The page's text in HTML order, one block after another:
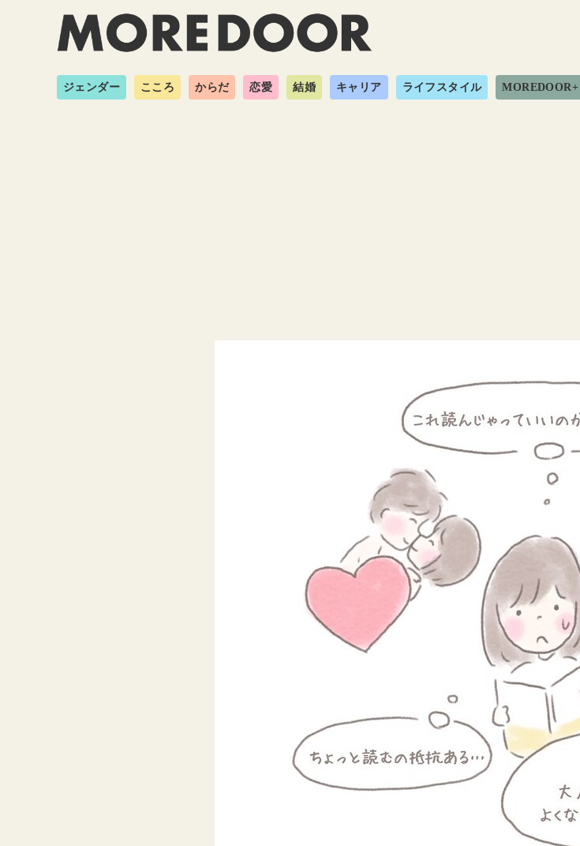
ジェンダー こころ からだ 恋愛 結婚 キャリア ライフスタイル MOREDOOR+